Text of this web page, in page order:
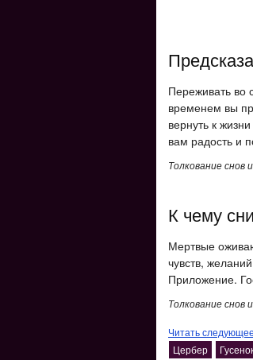
Переживать во
временем вы
вернуть к
вам радость и
Толкование снов
К чему
Мертвые
чувств,
Приложение.
Толкование снов
Читать
Цербер